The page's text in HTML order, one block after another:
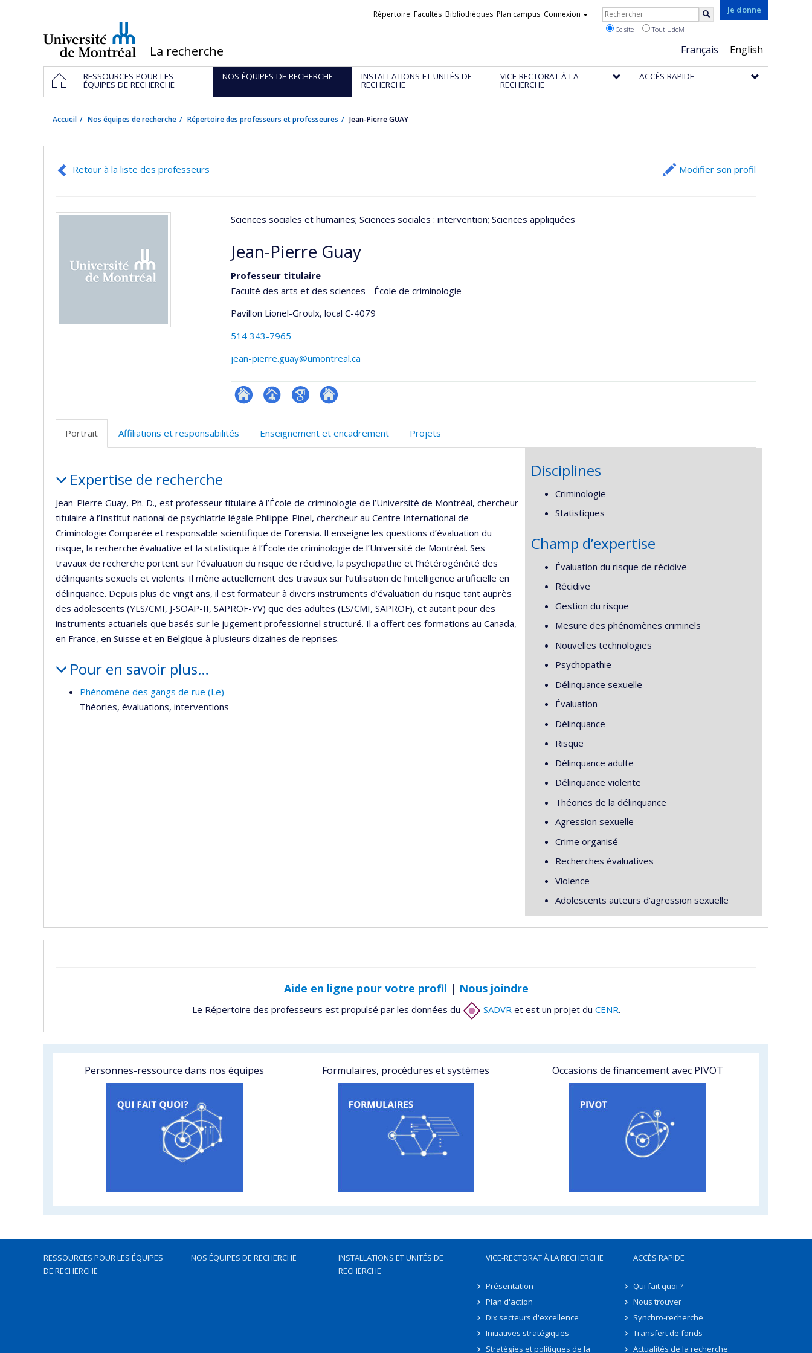
/La recherche
Je donne
Choix
de
la
Français English
Liens
Répertoire Facultés Bibliothèques Plan campus Connexion Rechercher
Ce site Tout UdeM
Navigation
principale
ACCUEILRESSOURCES POUR LES
ÉQUIPES DE RECHERCHE
NOS ÉQUIPES DE RECHERCHE INSTALLATIONS ET UNITÉS DE
RECHERCHE
VICE-RECTORAT À LA
RECHERCHE
ACCÈS RAPIDE
Accueil Nos équipes de recherche Répertoire des professeurs et professeures Jean-Pierre GUAY
Retour à la liste des professeurs Modifier son profil
Sciences sociales et humaines; Sciences sociales : intervention; Sciences appliquées
Jean-Pierre Guay
Professeur titulaire
Faculté des arts et des sciences - École de criminologie
Pavillon Lionel-Groulx, local C-4079
514 343-7965
jean-pierre.guay@umontreal.ca
ResearchGate
Page
(faculté,département,école)
GoogleAutre
Portrait Affiliations et responsabilités Enseignement et encadrement Projets
Expertise de recherche
Jean-Pierre Guay, Ph. D., est professeur titulaire à l’École de criminologie de l’Université de Montréal, chercheur
titulaire à l’Institut national de psychiatrie légale Philippe-Pinel, chercheur au Centre International de
Criminologie Comparée et responsable scientifique de Forensia. Il enseigne les questions d’évaluation du
risque, la recherche évaluative et la statistique à l’École de criminologie de l’Université de Montréal. Ses
travaux de recherche portent sur l’évaluation du risque de récidive, la psychopathie et l’hétérogénéité des
délinquants sexuels et violents. Il mène actuellement des travaux sur l’utilisation de l’intelligence artificielle en
délinquance. Depuis plus de vingt ans, il est formateur à divers instruments d’évaluation du risque tant auprès
des adolescents (YLS/CMI, J-SOAP-II, SAPROF-YV) que des adultes (LS/CMI, SAPROF), et autant pour des
instruments actuariels que basés sur le jugement professionnel structuré. Il a offert ces formations au Canada,
en France, en Suisse et en Belgique à plusieurs dizaines de reprises.
Pour en savoir plus…
Phénomène des gangs de rue (Le)
Théories, évaluations, interventions
Disciplines
Criminologie
Statistiques
Champ d’expertise
Évaluation du risque de récidive
Récidive
Gestion du risque
Mesure des phénomènes criminels
Nouvelles technologies
Psychopathie
Délinquance sexuelle
Évaluation
Délinquance
Risque
Délinquance adulte
Délinquance violente
Théories de la délinquance
Agression sexuelle
Crime organisé
Recherches évaluatives
Violence
Adolescents auteurs d'agression sexuelle
Aide en ligne pour votre profil | Nous joindre
Le Répertoire des professeurs est propulsé par les données du SADVRet est un projet du CENR.
Personnes-ressource dans nos équipes Formulaires, procédures et systèmes Occasions de financement avec PIVOT
RESSOURCES POUR LES ÉQUIPES
DE RECHERCHE
NOS ÉQUIPES DE RECHERCHE
INSTALLATIONS ET UNITÉS DE
RECHERCHE
VICE-RECTORAT À LA RECHERCHE
Présentation
Plan d'action
Dix secteurs d'excellence
Initiatives stratégiques
Stratégies et politiques de la
ACCÈS RAPIDE
Qui fait quoi ?
Nous trouver
Synchro-recherche
Transfert de fonds
Actualités de la recherche